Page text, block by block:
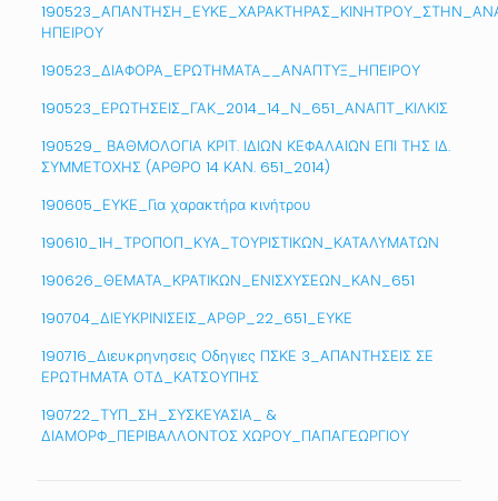
ΗΠΕΙΡΟΥ
190523_ΔΙΑΦΟΡΑ_ΕΡΩΤΗΜΑΤΑ__ΑΝΑΠΤΥΞ_ΗΠΕΙΡΟΥ
190523_ΕΡΩΤΗΣΕΙΣ_ΓΑΚ_2014_14_Ν_651_ΑΝΑΠΤ_ΚΙΛΚΙΣ
190529_ ΒΑΘΜΟΛΟΓΙΑ ΚΡΙΤ. ΙΔΙΩΝ ΚΕΦΑΛΑΙΩΝ ΕΠΙ ΤΗΣ ΙΔ.
ΣΥΜΜΕΤΟΧΗΣ (ΑΡΘΡΟ 14 ΚΑΝ. 651_2014)
190605_ΕΥΚΕ_Για χαρακτήρα κινήτρου
190610_1Η_ΤΡΟΠΟΠ_ΚΥΑ_ΤΟΥΡΙΣΤΙΚΩΝ_ΚΑΤΑΛΥΜΑΤΩΝ
190626_ΘΕΜΑΤΑ_ΚΡΑΤΙΚΩΝ_ΕΝΙΣΧΥΣΕΩΝ_ΚΑΝ_651
190704_ΔΙΕΥΚΡΙΝΙΣΕΙΣ_ΑΡΘΡ_22_651_ΕΥΚΕ
190716_Διευκρηνησεις Οδηγιες ΠΣΚΕ 3_ΑΠΑΝΤΗΣΕΙΣ ΣΕ
ΕΡΩΤΗΜΑΤΑ ΟΤΔ_ΚΑΤΣΟΥΠΗΣ
190722_ΤΥΠ_ΣΗ_ΣΥΣΚΕΥΑΣΙΑ_ &
ΔΙΑΜΟΡΦ_ΠΕΡΙΒΑΛΛΟΝΤΟΣ ΧΩΡΟΥ_ΠΑΠΑΓΕΩΡΓΙΟΥ